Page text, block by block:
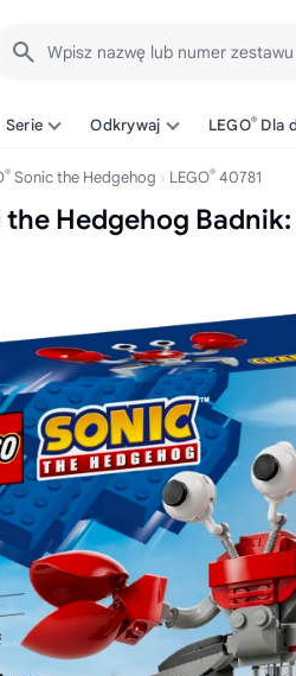
Wpisz nazwę lub numer zestawu
Serie Odkrywaj LEGO® Dla
® Sonic the Hedgehog LEGO® 40781
the Hedgehog